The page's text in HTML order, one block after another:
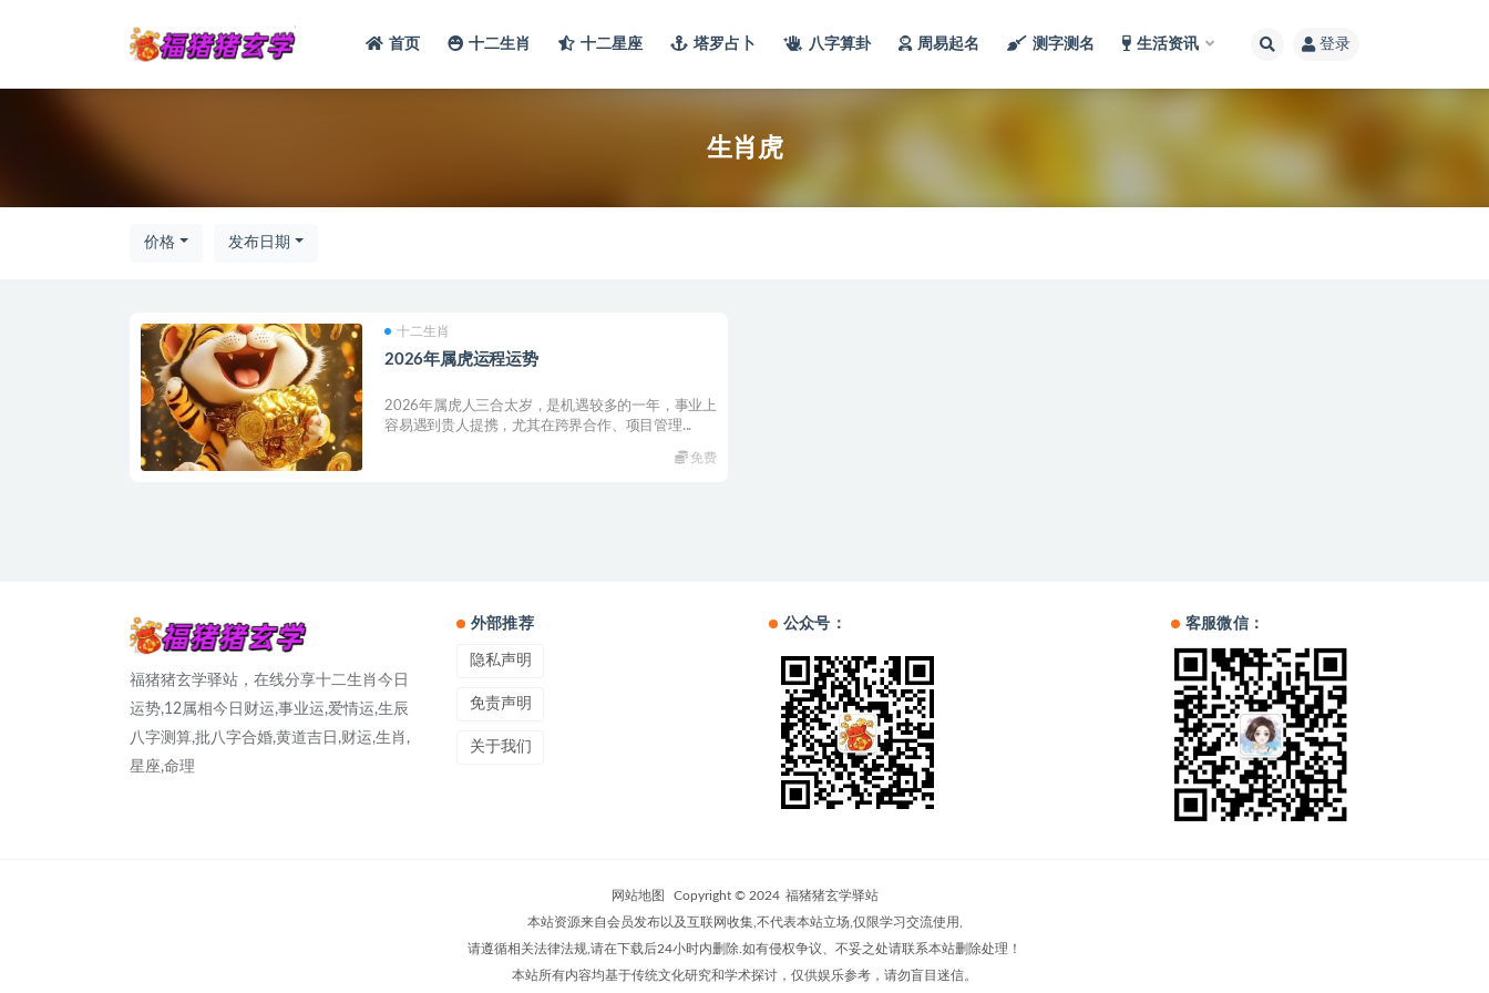
首页 十二生肖 十二星座 塔罗占卜 八字算卦 周易起名 测字测名 生活资讯 登录
生肖虎
价格 发布日期
十二生肖
2026年属虎运程运势
2026年属虎人三合太岁，是机遇较多的一年，事业上
容易遇到贵人提携，尤其在跨界合作、项目管理...
免费
福猪猪玄学驿站，在线分享十二生肖今日
运势,12属相今日财运,事业运,爱情运,生辰
八字测算,批八字合婚,黄道吉日,财运,生肖,
星座,命理
外部推荐
隐私声明
免责声明
关于我们
公众号： 客服微信：
网站地图 Copyright © 2024 福猪猪玄学驿站
本站资源来自会员发布以及互联网收集,不代表本站立场,仅限学习交流使用,
请遵循相关法律法规,请在下载后24小时内删除.如有侵权争议、不妥之处请联系本站删除处理！
本站所有内容均基于传统文化研究和学术探讨，仅供娱乐参考，请勿盲目迷信。